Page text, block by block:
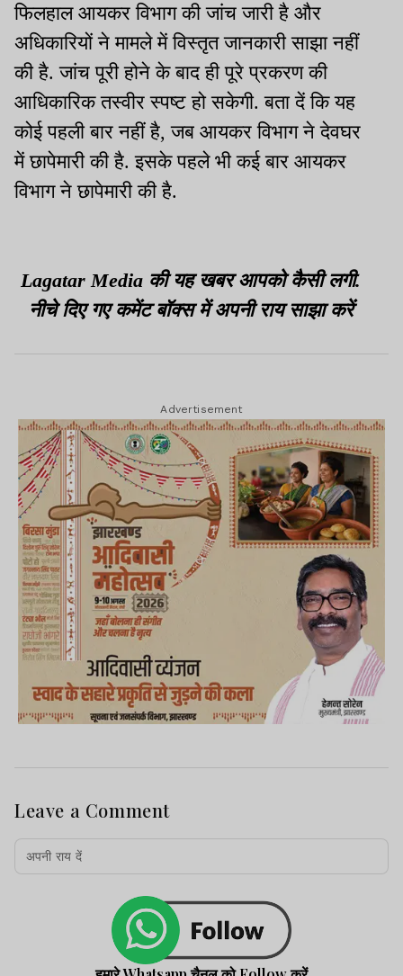
फिलहाल आयकर विभाग की जांच जारी है और
अधिकारियों ने मामले में विस्तृत जानकारी साझा नहीं
की है. जांच पूरी होने के बाद ही पूरे प्रकरण की
आधिकारिक तस्वीर स्पष्ट हो सकेगी. बता दें कि यह
कोई पहली बार नहीं है, जब आयकर विभाग ने देवघर
में छापेमारी की है. इसके पहले भी कई बार आयकर
विभाग ने छापेमारी की है.
Lagatar Media की यह खबर आपको कैसी लगी.
नीचे दिए गए कमेंट बॉक्स में अपनी राय साझा करें
Advertisement
Leave a Comment